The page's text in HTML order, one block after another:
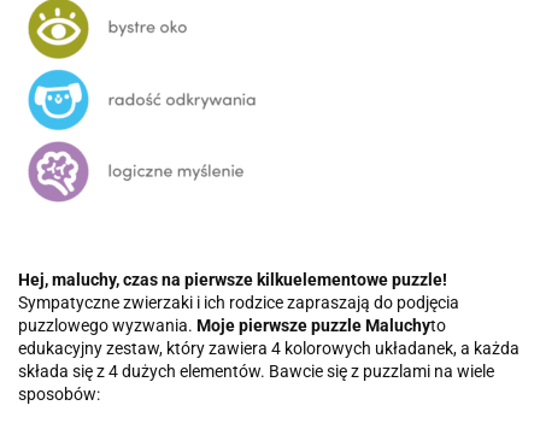
Hej, maluchy, czas na pierwsze kilkuelementowe puzzle!
Sympatyczne zwierzaki i ich rodzice zapraszają do podjęcia
puzzlowego wyzwania. Moje pierwsze puzzle Maluchyto
edukacyjny zestaw, który zawiera 4 kolorowych układanek, a każda
składa się z 4 dużych elementów. Bawcie się z puzzlami na wiele
sposobów: